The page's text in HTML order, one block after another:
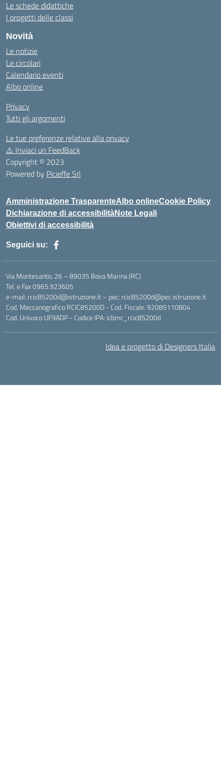
Le schede didattiche
I progetti delle classi
Novità
Le notizie
Le circolari
Calendario eventi
Albo online
Privacy
Tutti gli argomenti
Le tue preferenze relative alla privacy
⚠️ Inviaci un FeedBack
Copyright © 2023
Powered by Picieffe Srl
Amministrazione TrasparenteAlbo onlineCookie Policy
Dichiarazione di accessibilitàNote Legali
Obiettivi di accessibilità
Seguici su:
Via Montesanto, 26 – 89035 Bova Marina (RC)
Tel. e Fax 0965.923605
e-mail: rcic85200d@istruzione.it – pec: rcic85200d@pec.istruzione.it
Cod. Meccanografico RCIC85200D - Cod. Fiscale. 92085110804
Cod. Univoco UF9ADP - Codice IPA: icbmc_rcic85200d
Idea e progetto di Designers Italia